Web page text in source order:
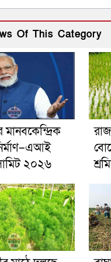
Of This Category
২০২৬